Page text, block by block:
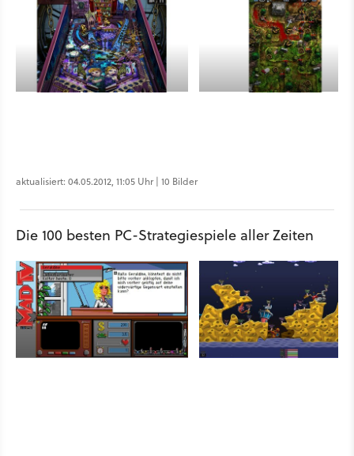
aktualisiert: 04.05.2012, 11:05 Uhr | 10 Bilder
Die 100 besten PC-Strategiespiele aller Zeiten